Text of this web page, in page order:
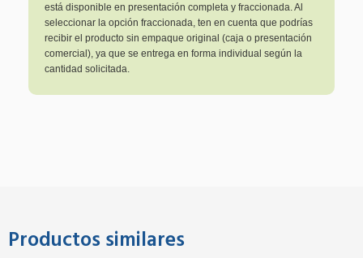
está disponible en presentación completa y fraccionada. Al
seleccionar la opción fraccionada, ten en cuenta que podrías
recibir el producto sin empaque original (caja o presentación
comercial), ya que se entrega en forma individual según la
cantidad solicitada.
Productos similares